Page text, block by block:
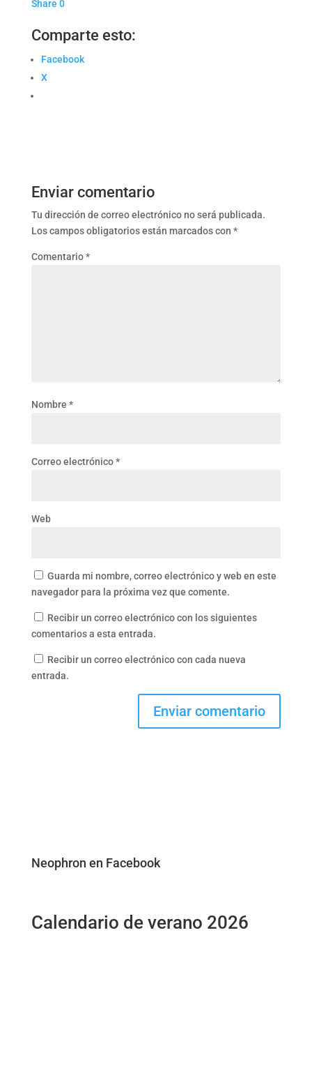
Share 0
Comparte esto:
Facebook
X
Enviar comentario
Tu dirección de correo electrónico no será publicada.
Los campos obligatorios están marcados con *
Comentario*
Nombre *
Correo electrónico*
Web
Guarda mi nombre, correo electrónico y web en este
navegador para la próxima vez que comente.
Recibir un correo electrónico con los siguientes
comentarios a esta entrada.
Recibir un correo electrónico con cada nueva
entrada.
Neophron en Facebook
Calendario de verano 2026